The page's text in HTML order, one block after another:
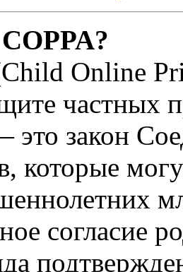
Online
частных
это закон
которые
согласие